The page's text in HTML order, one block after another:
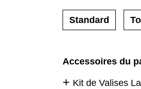
Standard
Accessoires du
Kit de Valises